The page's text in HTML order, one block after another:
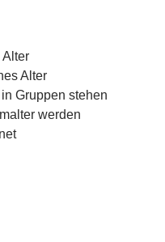
Alter
Gruppen stehen
werden